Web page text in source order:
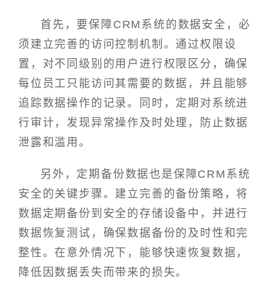
首先，要保障CRM系统的数据安全，必
须建立完善的访问控制机制。通过权限设
置，对不同级别的用户进行权限区分，确保
每位员工只能访问其需要的数据，并且能够
追踪数据操作的记录。同时，定期对系统进
行审计，发现异常操作及时处理，防止数据
泄露和滥用。
另外，定期备份数据也是保障CRM系统
安全的关键步骤。建立完善的备份策略，将
数据定期备份到安全的存储设备中，并进行
数据恢复测试，确保数据备份的及时性和完
整性。在意外情况下，能够快速恢复数据，
降低因数据丢失而带来的损失。